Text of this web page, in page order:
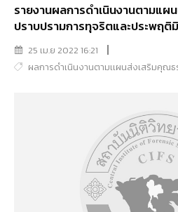
รายงานผลการดำเนินงานตามแผ
ปราบปรามการทุจริตและประพฤติ
เดือน)25 เม.ย 2022 16:21
ผลการดำเนินงานตามเเผนส่งเสริมคุณ